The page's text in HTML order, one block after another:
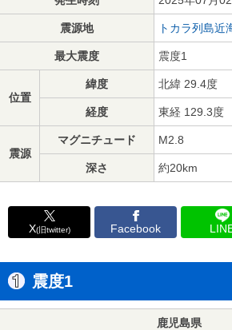
震源地 トカラ列島近
最大震度 震度1
位置
緯度 北緯 29.4度
経度 東経 129.3度
震源
マグニチュード M2.8
深さ 約20km
X(旧twitter) Facebook
震度1
鹿児島県